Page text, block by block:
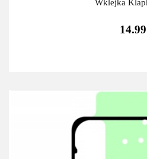
Wklejka
14.99